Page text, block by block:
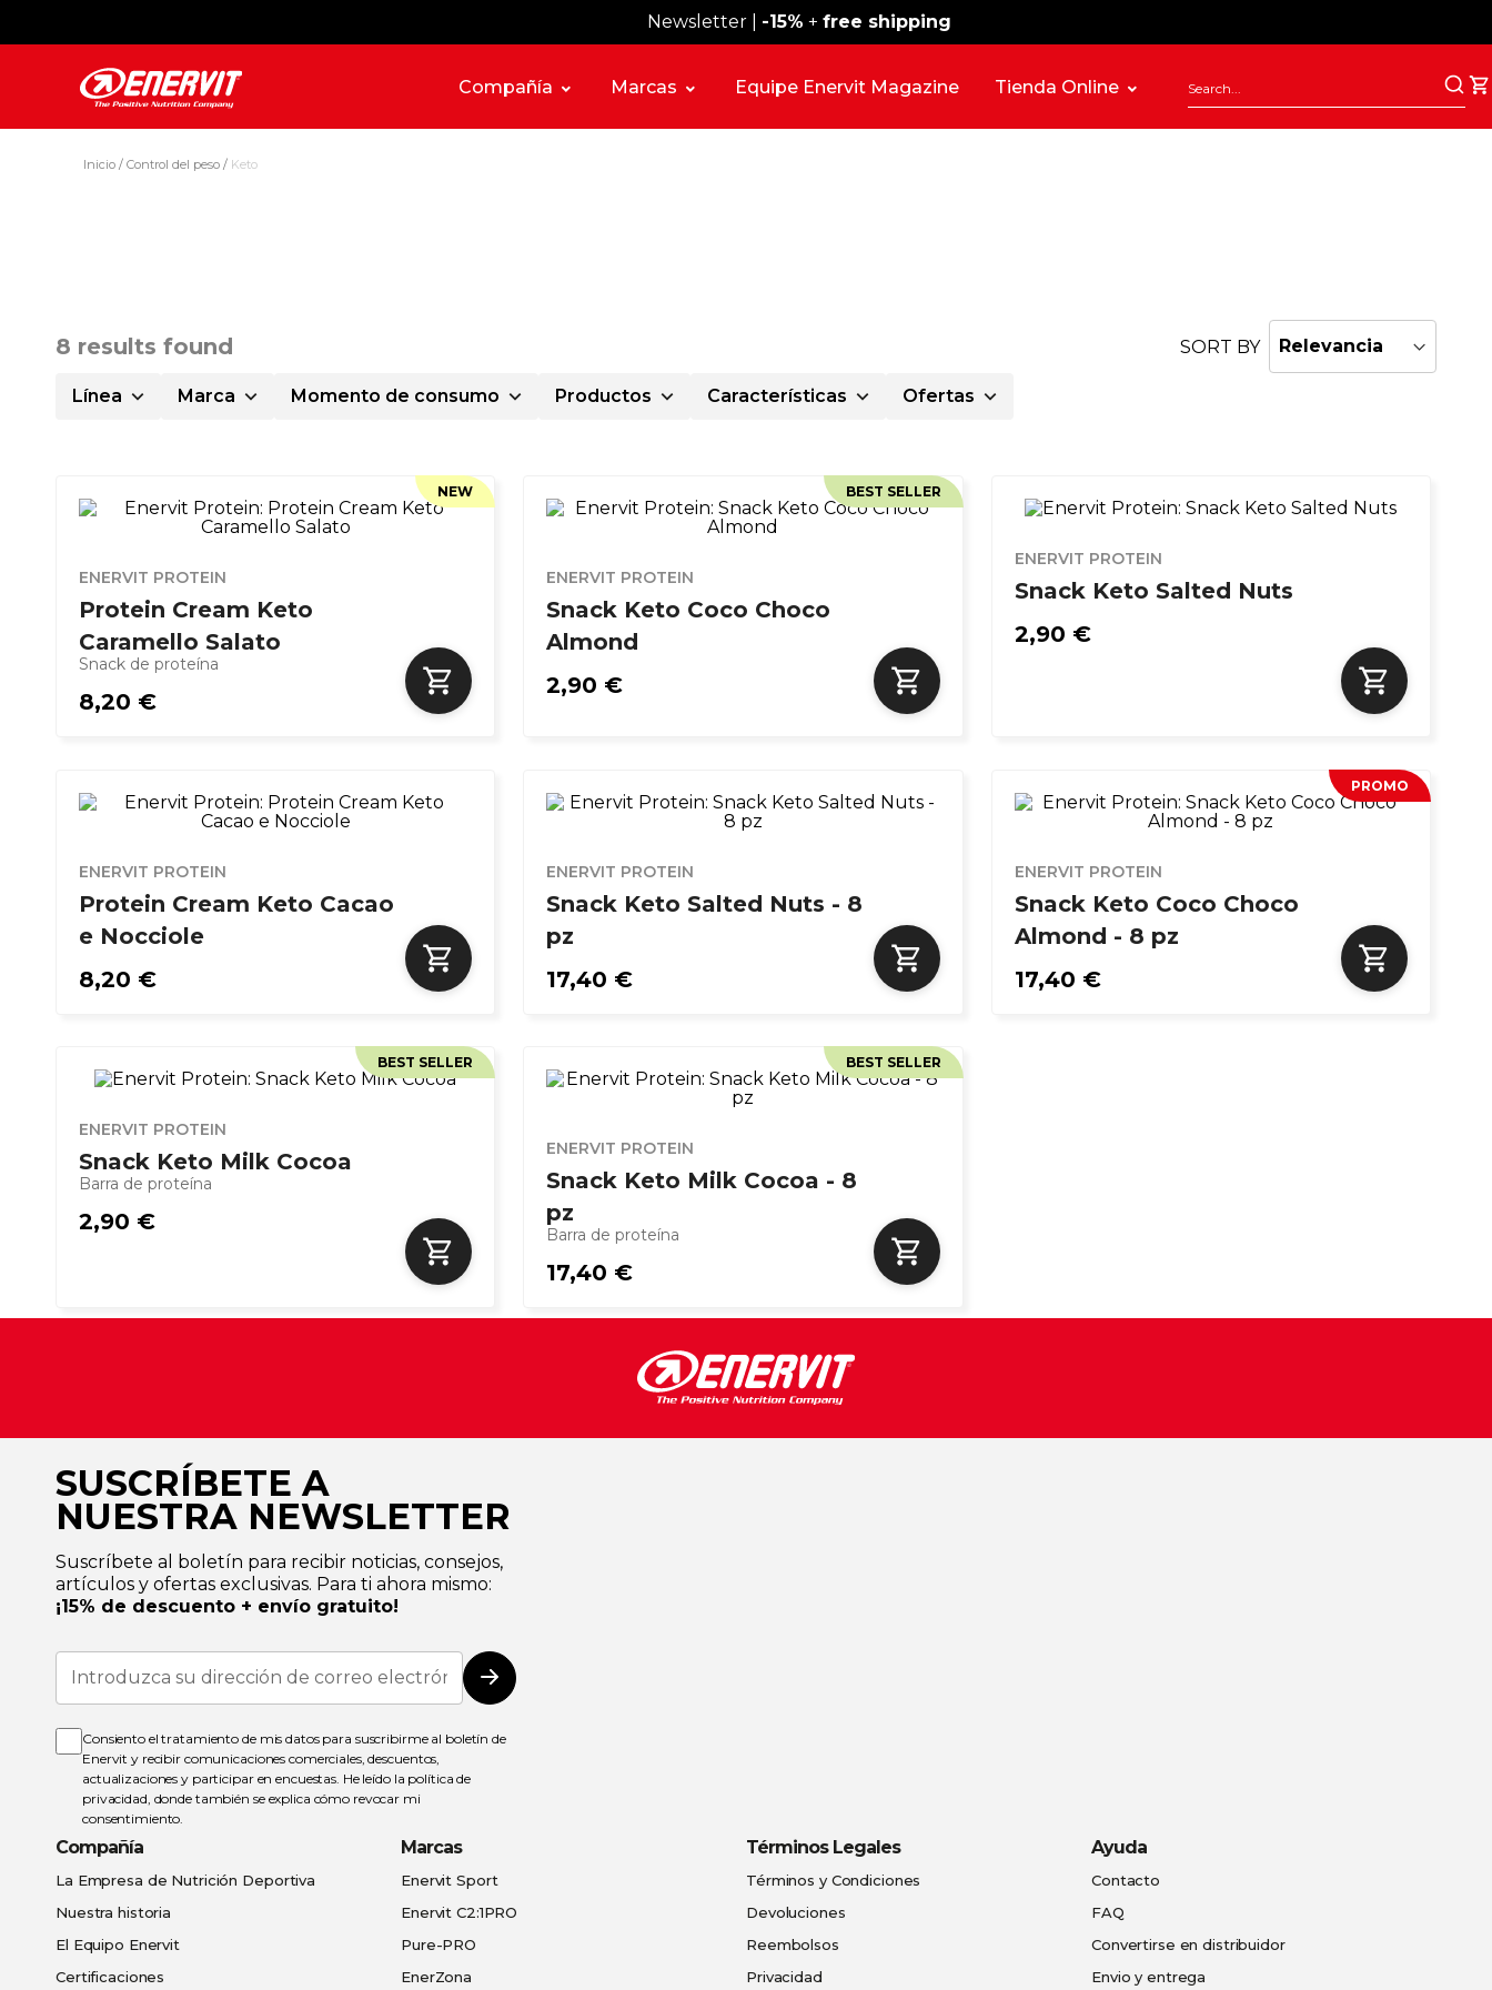
Envío gratis desde 59 €
Newsletter | -15% + free shipping
Compañía Marcas Equipe Enervit Magazine Tienda Online
Inicio Control del peso Keto
8 results found SORT BY
Línea Marca Momento de consumo Productos Características Ofertas
NEW
ENERVIT PROTEIN
Protein Cream Keto
Caramello Salato
Snack de proteína
8,20 €
BEST SELLER
ENERVIT PROTEIN
Snack Keto Coco Choco
Almond
2,90 €
ENERVIT PROTEIN
Snack Keto Salted Nuts
2,90 €
ENERVIT PROTEIN
Protein Cream Keto Cacao
e Nocciole
8,20 €
ENERVIT PROTEIN
Snack Keto Salted Nuts - 8
pz
17,40 €
PROMO
ENERVIT PROTEIN
Snack Keto Coco Choco
Almond - 8 pz
17,40 €
BEST SELLER
ENERVIT PROTEIN
Snack Keto Milk Cocoa
Barra de proteína
2,90 €
BEST SELLER
ENERVIT PROTEIN
Snack Keto Milk Cocoa - 8
pz
Barra de proteína
17,40 €
SUSCRÍBETE A
NUESTRA NEWSLETTER
Suscríbete al boletín para recibir noticias, consejos,
artículos y ofertas exclusivas. Para ti ahora mismo:
¡15% de descuento + envío gratuito!
Inscríbase
nuestro
de
noticias:
Suscribirse
Consiento el tratamiento de mis datos para suscribirme al boletín de
Enervit y recibir comunicaciones comerciales, descuentos,
actualizaciones y participar en encuestas. He leído la política de
privacidad , donde también se explica cómo revocar mi
consentimiento.
Compañía
La Empresa de Nutrición Deportiva
Nuestra historia
El Equipo Enervit
Certificaciones
Marcas
Enervit Sport
Enervit C2:1PRO
Pure-PRO
EnerZona
Términos Legales
Términos y Condiciones
Devoluciones
Reembolsos
Privacidad
Ayuda
Contacto
FAQ
Convertirse en distribuidor
Envio y entrega